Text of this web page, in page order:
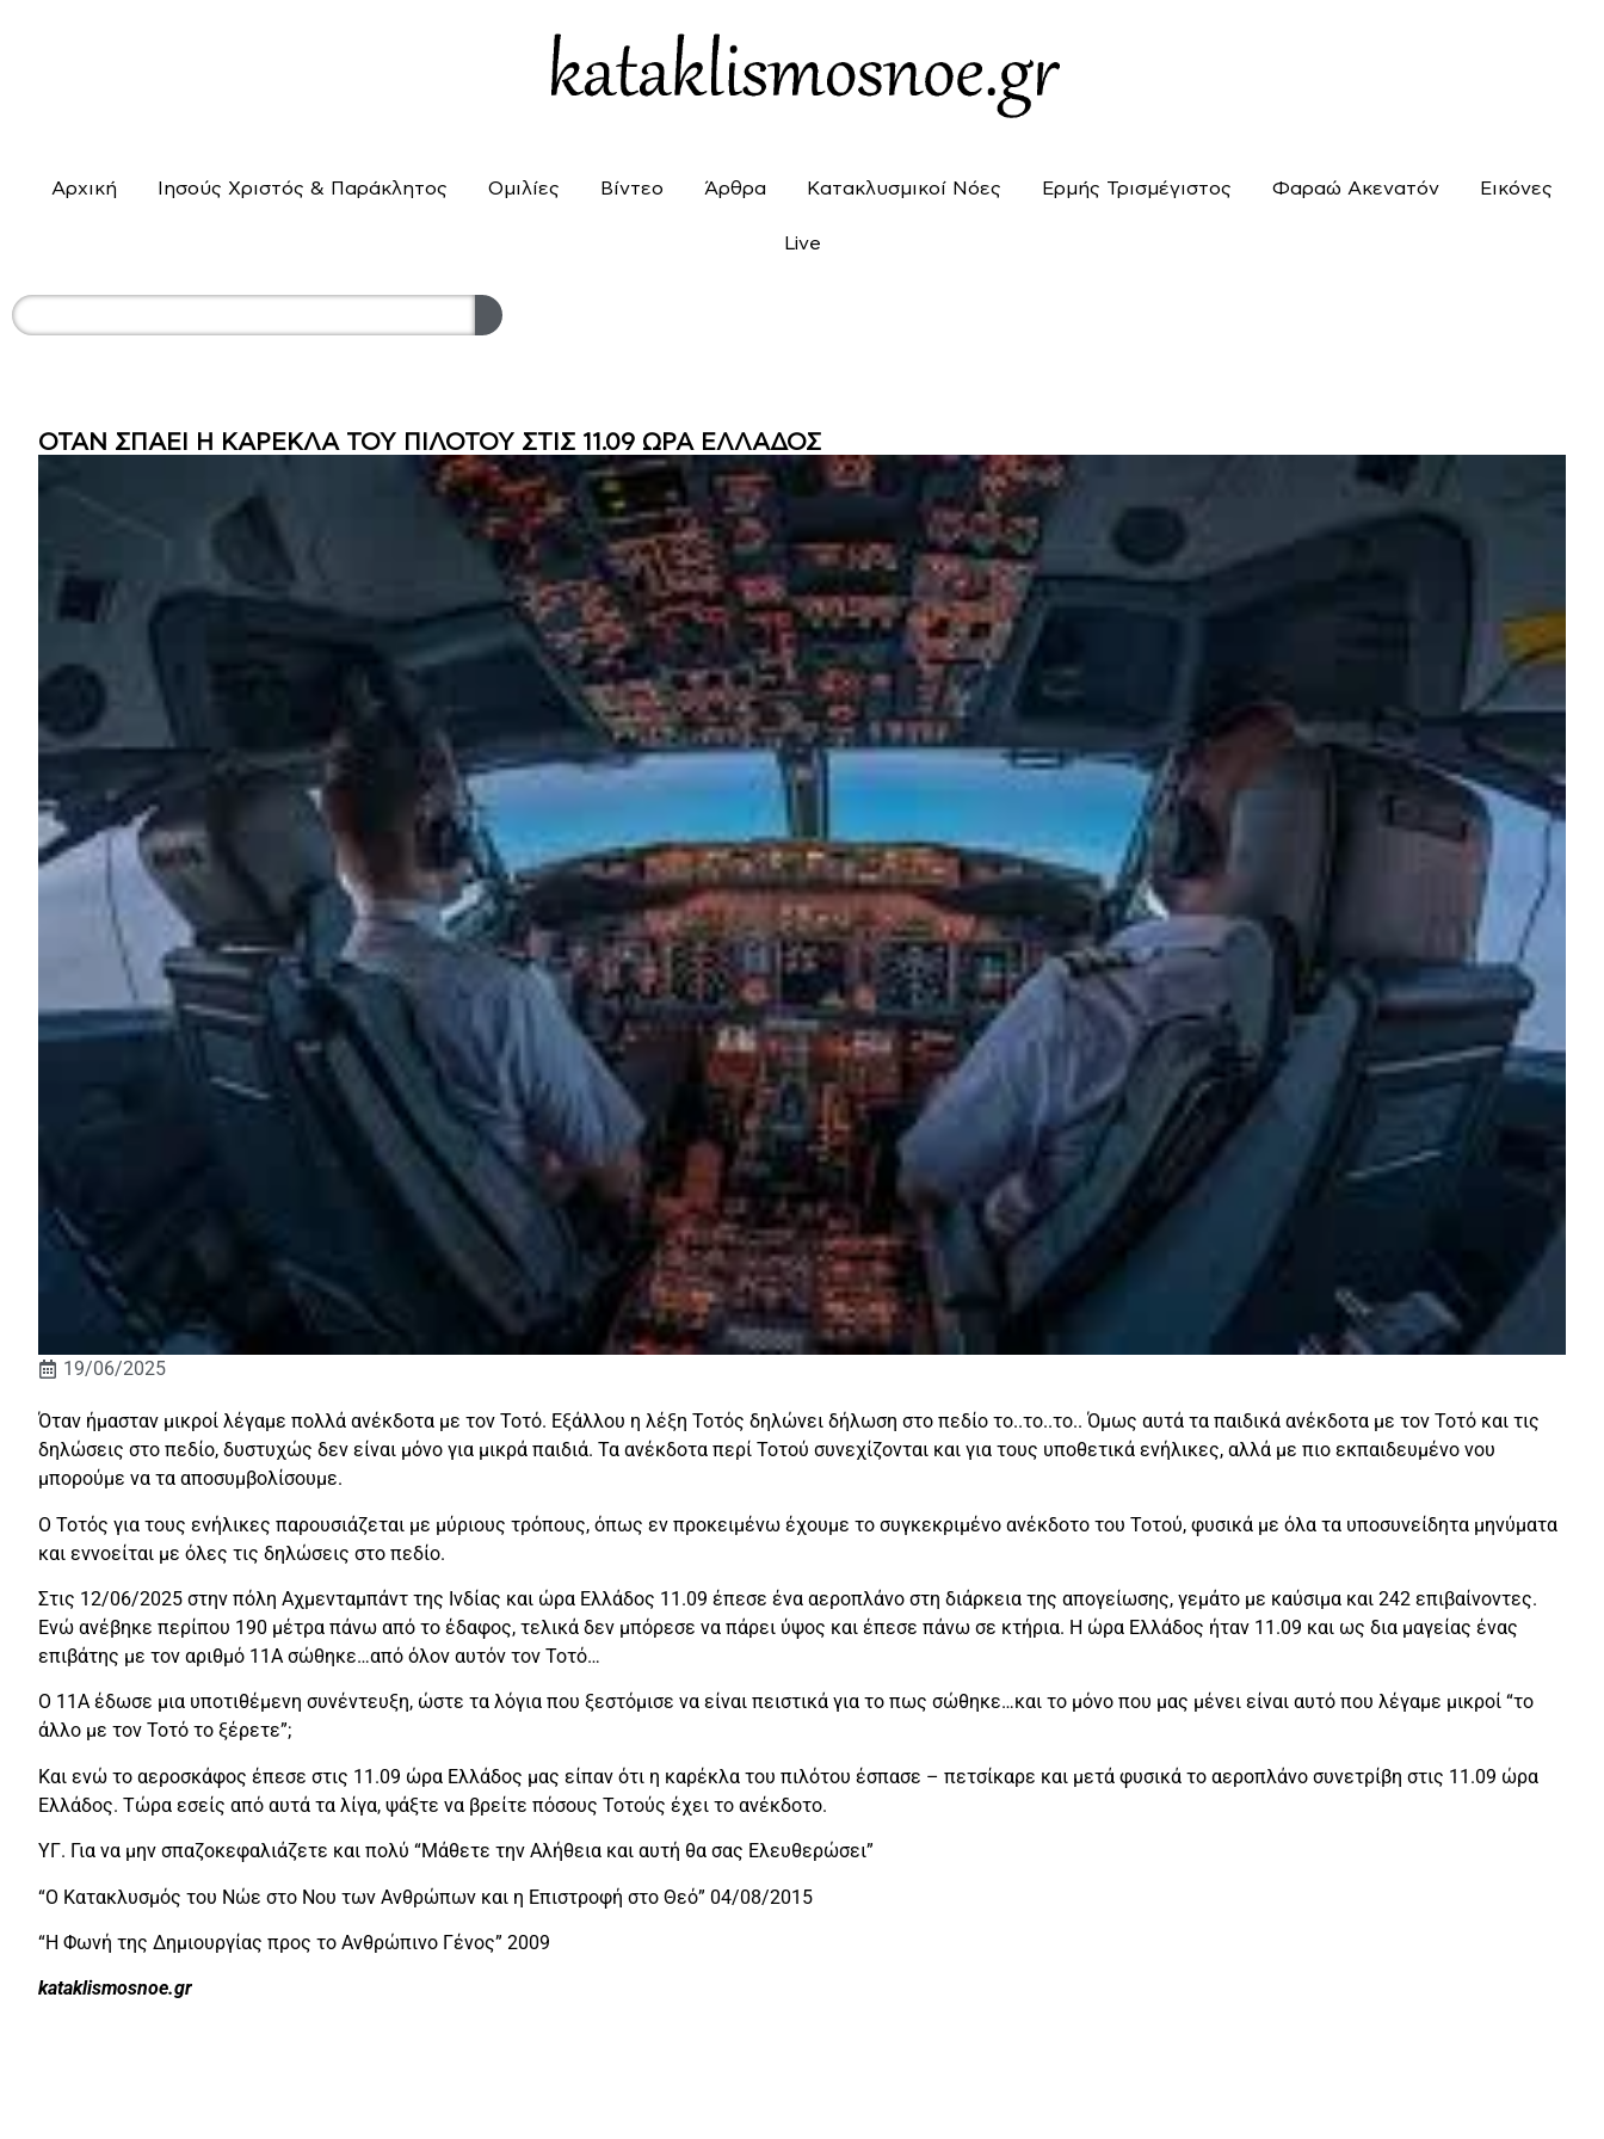
Αρχική Ιησούς Χριστός & Παράκλητος Ομιλίες Βίντεο Άρθρα Κατακλυσμικοί Νόες Ερμής Τρισμέγιστος Φαραώ Ακενατόν Εικόνες
Live
ΟΤΑΝ ΣΠΑΕΙ Η ΚΑΡΕΚΛΑ ΤΟΥ ΠΙΛΟΤΟΥ ΣΤΙΣ 11.09 ΩΡΑ ΕΛΛΑΔΟΣ
19/06/2025
Όταν ήμασταν μικροί λέγαμε πολλά ανέκδοτα με τον Τοτό. Εξάλλου η λέξη Τοτός δηλώνει δήλωση στο πεδίο το..το..το.. Όμως αυτά τα παιδικά ανέκδοτα με τον Τοτό και τις
δηλώσεις στο πεδίο, δυστυχώς δεν είναι μόνο για μικρά παιδιά. Τα ανέκδοτα περί Τοτού συνεχίζονται και για τους υποθετικά ενήλικες, αλλά με πιο εκπαιδευμένο νου
μπορούμε να τα αποσυμβολίσουμε.
Ο Τοτός για τους ενήλικες παρουσιάζεται με μύριους τρόπους, όπως εν προκειμένω έχουμε το συγκεκριμένο ανέκδοτο του Τοτού, φυσικά με όλα τα υποσυνείδητα μηνύματα
και εννοείται με όλες τις δηλώσεις στο πεδίο.
Στις 12/06/2025 στην πόλη Αχμενταμπάντ της Ινδίας και ώρα Ελλάδος 11.09 έπεσε ένα αεροπλάνο στη διάρκεια της απογείωσης, γεμάτο με καύσιμα και 242 επιβαίνοντες.
Ενώ ανέβηκε περίπου 190 μέτρα πάνω από το έδαφος, τελικά δεν μπόρεσε να πάρει ύψος και έπεσε πάνω σε κτήρια. Η ώρα Ελλάδος ήταν 11.09 και ως δια μαγείας ένας
επιβάτης με τον αριθμό 11Α σώθηκε…από όλον αυτόν τον Τοτό…
Ο 11Α έδωσε μια υποτιθέμενη συνέντευξη, ώστε τα λόγια που ξεστόμισε να είναι πειστικά για το πως σώθηκε…και το μόνο που μας μένει είναι αυτό που λέγαμε μικροί “το
άλλο με τον Τοτό το ξέρετε”;
Και ενώ το αεροσκάφος έπεσε στις 11.09 ώρα Ελλάδος μας είπαν ότι η καρέκλα του πιλότου έσπασε – πετσίκαρε και μετά φυσικά το αεροπλάνο συνετρίβη στις 11.09 ώρα
Ελλάδος. Τώρα εσείς από αυτά τα λίγα, ψάξτε να βρείτε πόσους Τοτούς έχει το ανέκδοτο.
ΥΓ. Για να μην σπαζοκεφαλιάζετε και πολύ “Μάθετε την Αλήθεια και αυτή θα σας Ελευθερώσει”
“Ο Κατακλυσμός του Νώε στο Νου των Ανθρώπων και η Επιστροφή στο Θεό” 04/08/2015
“Η Φωνή της Δημιουργίας προς το Ανθρώπινο Γένος” 2009
kataklismosnoe.gr